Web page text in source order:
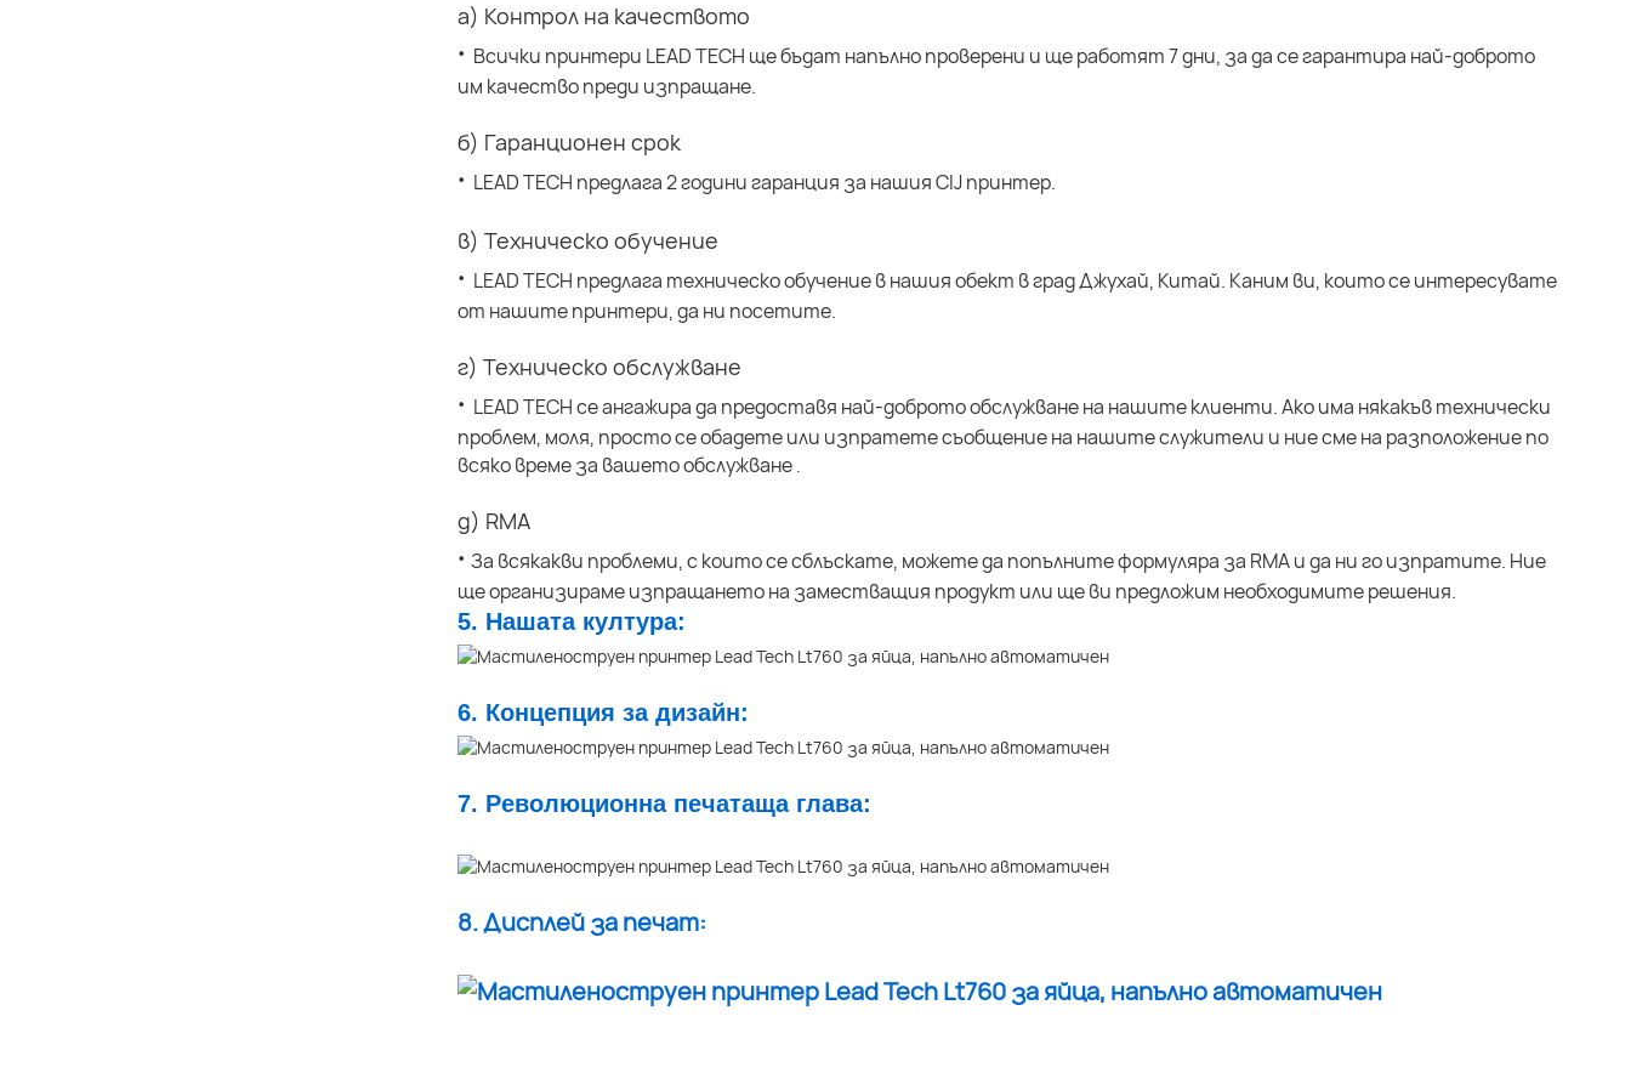
а) Контрол на качеството
· Всички принтери LEAD TECH ще бъдат напълно проверени и ще работят 7 дни, за да се гарантира най-доброто
им качество преди изпращане.
б) Гаранционен срок
· LEAD TECH предлага 2 години гаранция за нашия CIJ принтер.
в) Техническо обучение
· LEAD TECH предлага техническо обучение в нашия обект в град Джухай, Китай. Каним ви, които се интересувате
от нашите принтери, да ни посетите.
г) Техническо обслужване
· LEAD TECH се ангажира да предоставя най-доброто обслужване на нашите клиенти. Ако има някакъв технически
проблем, моля, просто се обадете или изпратете съобщение на нашите служители и ние сме на разположение по
всяко време за вашето обслужване .
д) RMA
· За всякакви проблеми, с които се сблъскате, можете да попълните формуляра за RMA и да ни го изпратите. Ние
ще организираме изпращането на заместващия продукт или ще ви предложим необходимите решения.
5. Нашата култура:
6. Концепция за дизайн:
7. Революционна печатаща глава:
8. Дисплей за печат: